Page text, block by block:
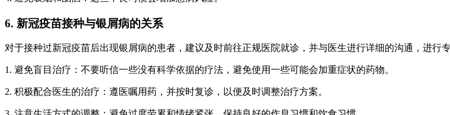
6. 新冠疫苗接种与银屑病的关系
对于接种过新冠疫苗后出现银屑病的患者，建议及时前往正规医院就诊，并与医生进行详细的沟通，进行
1. 避免盲目治疗：不要听信一些没有科学依据的疗法，避免使用一些可能会加重症状的药物。
2. 积极配合医生的治疗：遵医嘱用药，并按时复诊，以便及时调整治疗方案。